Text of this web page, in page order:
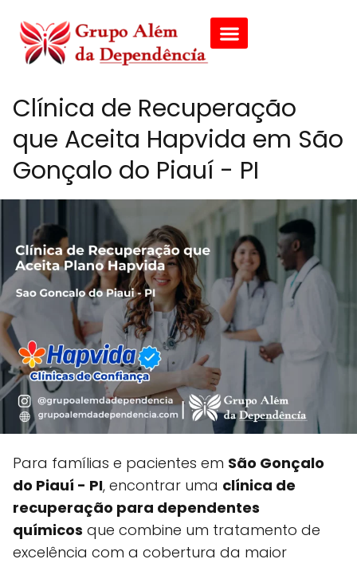
Clínica de Recuperação
que Aceita Hapvida em São
Gonçalo do Piauí - PI
Para famílias e pacientes em São Gonçalo
do Piauí - PI, encontrar uma clínica de
recuperação para dependentes
químicos que combine um tratamento de
excelência com a cobertura da maior